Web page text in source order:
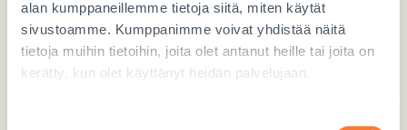
alan kumppaneillemme tietoja siitä, miten käytät
sivustoamme. Kumppanimme voivat yhdistää näitä
tietoja muihin tietoihin, joita olet antanut heille tai joita on
kerätty, kun olet käyttänyt heidän palvelujaan.
Puhelin